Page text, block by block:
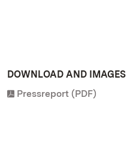
DOWNLOAD AND IMAGES
Pressreport (PDF)